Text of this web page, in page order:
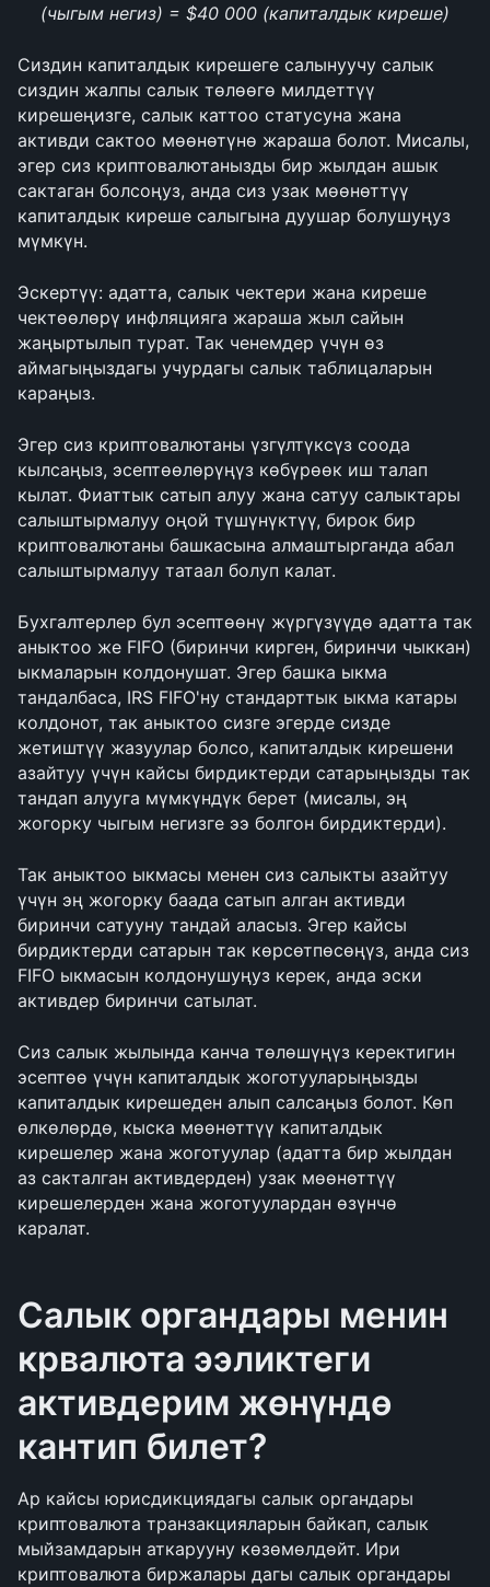
(чыгым негиз) = $40 000 (капиталдык киреше)
Сиздин капиталдык кирешеге салынуучу салык
сиздин жалпы салык төлөөгө милдеттүү
кирешеңизге, салык каттоо статусуна жана
активди сактоо мөөнөтүнө жараша болот. Мисалы,
эгер сиз криптовалютанызды бир жылдан ашык
сактаган болсоңуз, анда сиз узак мөөнөттүү
капиталдык киреше салыгына дуушар болушуңуз
мүмкүн.
Эскертүү: адатта, салык чектери жана киреше
чектөөлөрү инфляцияга жараша жыл сайын
жаңыртылып турат. Так ченемдер үчүн өз
аймагыңыздагы учурдагы салык таблицаларын
караңыз.
Эгер сиз криптовалютаны үзгүлтүксүз соода
кылсаңыз, эсептөөлөрүңүз көбүрөөк иш талап
кылат. Фиаттык сатып алуу жана сатуу салыктары
салыштырмалуу оңой түшүнүктүү, бирок бир
криптовалютаны башкасына алмаштырганда абал
салыштырмалуу татаал болуп калат.
Бухгалтерлер бул эсептөөнү жүргүзүүдө адатта так
аныктоо же FIFO (биринчи кирген, биринчи чыккан)
ыкмаларын колдонушат. Эгер башка ыкма
тандалбаса, IRS FIFO'ну стандарттык ыкма катары
колдонот, так аныктоо сизге эгерде сизде
жетиштүү жазуулар болсо, капиталдык кирешени
азайтуу үчүн кайсы бирдиктерди сатарыңызды так
тандап алууга мүмкүндүк берет (мисалы, эң
жогорку чыгым негизге ээ болгон бирдиктерди).
Так аныктоо ыкмасы менен сиз салыкты азайтуу
үчүн эң жогорку баада сатып алган активди
биринчи сатууну тандай аласыз. Эгер кайсы
бирдиктерди сатарын так көрсөтпөсөңүз, анда сиз
FIFO ыкмасын колдонушуңуз керек, анда эски
активдер биринчи сатылат.
Сиз салык жылында канча төлөшүңүз керектигин
эсептөө үчүн капиталдык жоготууларыңызды
капиталдык кирешеден алып салсаңыз болот. Көп
өлкөлөрдө, кыска мөөнөттүү капиталдык
кирешелер жана жоготуулар (адатта бир жылдан
аз сакталган активдерден) узак мөөнөттүү
кирешелерден жана жоготуулардан өзүнчө
каралат.
Салык органдары менин
крвалюта ээликтеги
активдерим жөнүндө
кантип билет?
Ар кайсы юрисдикциядагы салык органдары
криптовалюта транзакцияларын байкап, салык
мыйзамдарын аткарууну көзөмөлдөйт. Ири
криптовалюта биржалары дагы салык органдары